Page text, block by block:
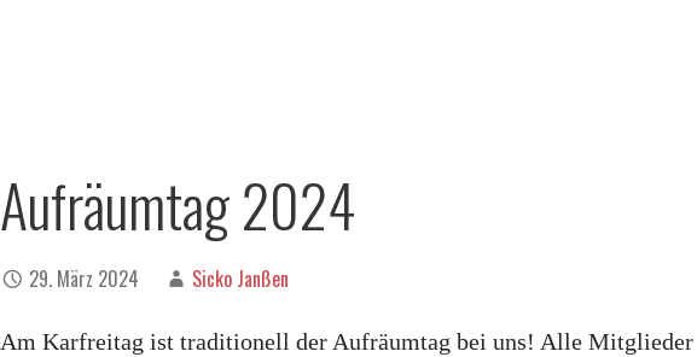
Aufräumtag 2024
29. März 2024 Sicko Janßen
Am Karfreitag ist traditionell der Aufräumtag bei uns! Alle Mitglieder